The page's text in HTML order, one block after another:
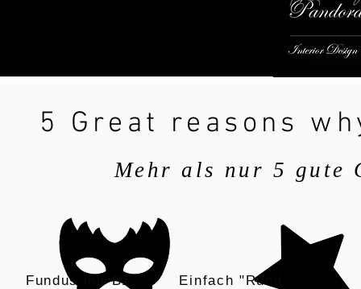
5 Great reasons
Mehr als nur 5 gute
Fundus mit B1
Einfach "Rund